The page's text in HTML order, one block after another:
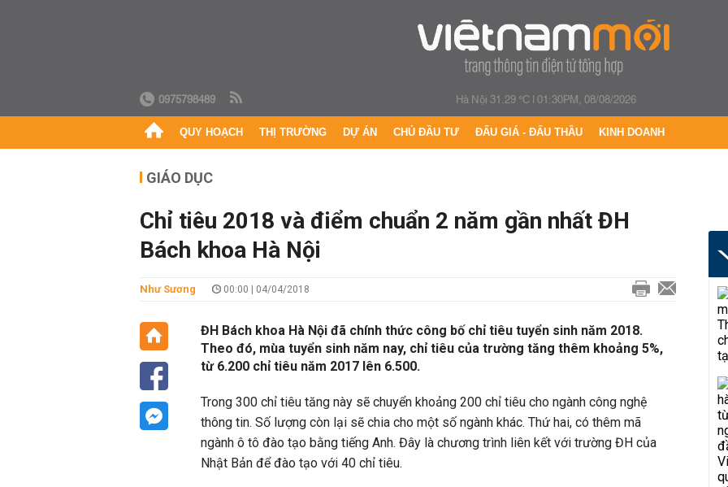
0975798489 Hà Nội 31.29 °C|01:30PM, 08/08/2026
QUY HOẠCH THỊ TRƯỜNG DỰ ÁN CHỦ ĐẦU TƯ ĐẤU GIÁ - ĐẤU THẦU KINH DOANH
GIÁO DỤC
Chỉ tiêu 2018 và điểm chuẩn 2 năm gần nhất ĐH
Bách khoa Hà Nội
Như Sương 00:00 | 04/04/2018
ĐH Bách khoa Hà Nội đã chính thức công bố chỉ tiêu tuyển sinh năm 2018.
Theo đó, mùa tuyển sinh năm nay, chỉ tiêu của trường tăng thêm khoảng 5%,
từ 6.200 chỉ tiêu năm 2017 lên 6.500.
Trong 300 chỉ tiêu tăng này sẽ chuyển khoảng 200 chỉ tiêu cho ngành công nghệ
thông tin. Số lượng còn lại sẽ chia cho một số ngành khác. Thứ hai, có thêm mã
ngành ô tô đào tạo bằng tiếng Anh. Đây là chương trình liên kết với trường ĐH của
Nhật Bản để đào tạo với 40 chỉ tiêu.